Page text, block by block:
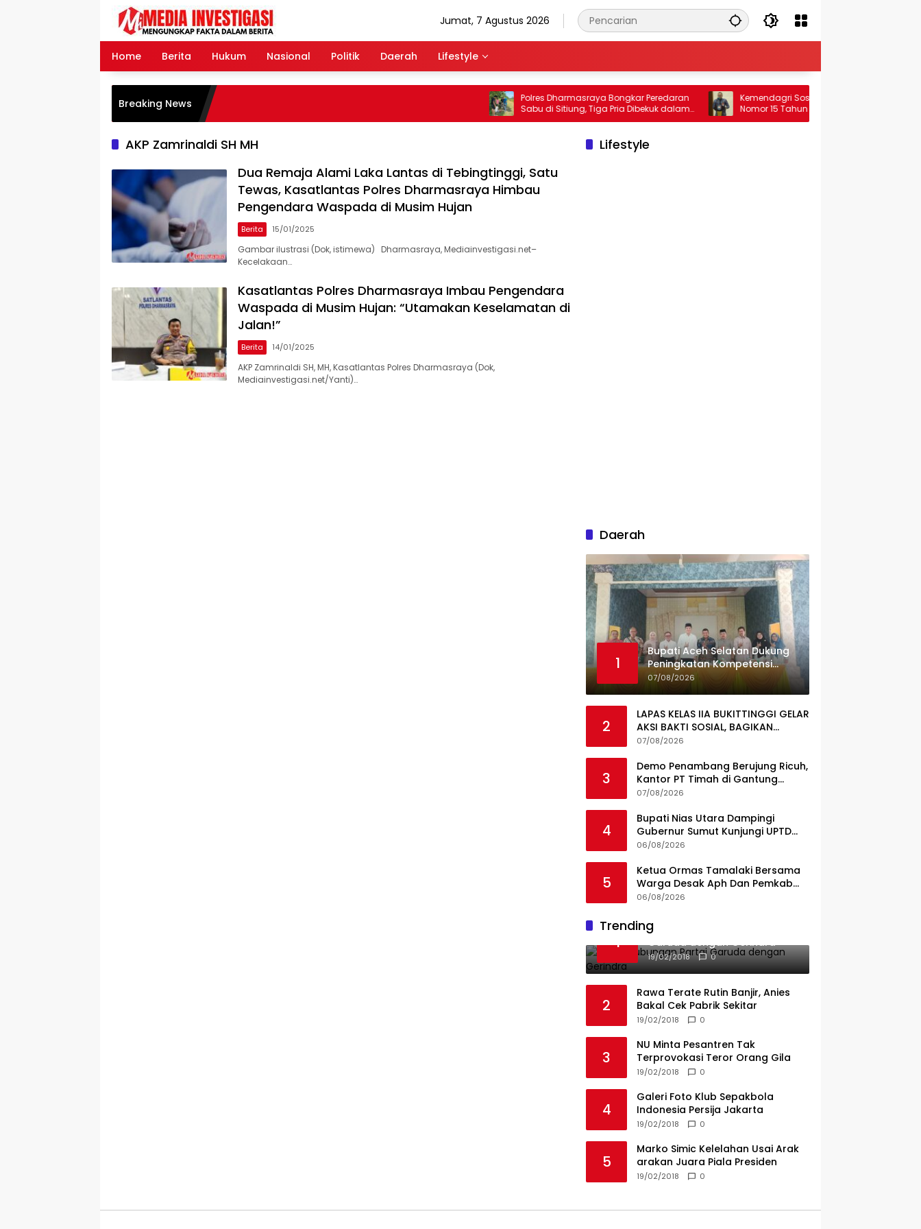
Jumat, 7 Agustus 2026
Home Berita Hukum Nasional Politik Daerah Lifestyle
Breaking News
Polres Dharmasraya Bongkar Peredaran
Sabu di Sitiung, Tiga Pria Dibekuk dalam
Waktu 40 Menit
Kemendagri Sosialisasikan Permendagri
Nomor 15 Tahun 2026 untuk Percepat
Penyerahan PSU Perumahan kepada
AKP Zamrinaldi SH MH
Dua Remaja Alami Laka Lantas di Tebingtinggi, Satu
Tewas, Kasatlantas Polres Dharmasraya Himbau
Pengendara Waspada di Musim Hujan
Berita 15/01/2025
Gambar ilustrasi (Dok, istimewa) Dharmasraya, Mediainvestigasi.net–
Kecelakaan…
Kasatlantas Polres Dharmasraya Imbau Pengendara
Waspada di Musim Hujan: “Utamakan Keselamatan di
Jalan!”
Berita 14/01/2025
AKP Zamrinaldi SH, MH, Kasatlantas Polres Dharmasraya (Dok,
Mediainvestigasi.net/Yanti)…
Lifestyle
Daerah
1
Bupati Aceh Selatan Dukung
Peningkatan Kompetensi
Guru, Pemkab Jajaki Kerja
Sama dengan Pascasarjana
07/08/2026
2
LAPAS KELAS IIA BUKITTINGGI GELAR
AKSI BAKTI SOSIAL, BAGIKAN
SEMBAKO KEPADA MASYARAKAT
07/08/2026
3
Demo Penambang Berujung Ricuh,
Kantor PT Timah di Gantung
Terbakar; Tuntutan Tata Niaga
07/08/2026
4
Bupati Nias Utara Dampingi
Gubernur Sumut Kunjungi UPTD
Puskesmas Lahewa
06/08/2026
5
Ketua Ormas Tamalaki Bersama
Warga Desak Aph Dan Pemkab
Konsel Tangkap Pelaku Angkut
PT KAP Melintas Jalan Umum
06/08/2026
Trending
1
Ini Dia Hubungan Partai
Garuda dengan Gerindra
19/02/2018 0
2
Rawa Terate Rutin Banjir, Anies
Bakal Cek Pabrik Sekitar
19/02/2018 0
3
NU Minta Pesantren Tak
Terprovokasi Teror Orang Gila
19/02/2018 0
4
Galeri Foto Klub Sepakbola
Indonesia Persija Jakarta
19/02/2018 0
5
Marko Simic Kelelahan Usai Arak
arakan Juara Piala Presiden
19/02/2018 0